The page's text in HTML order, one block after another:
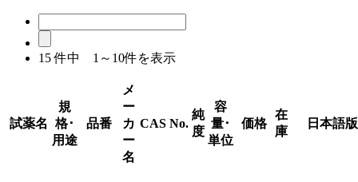
15件中 1～10件を表示
試薬名
規
格･
用途
品番
メ
ー
カ
ー
名
CAS No.
純
度
容
量･
単位
価格
在
庫
日本語版